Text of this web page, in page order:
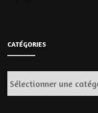
CATÉGORIES
Catégories